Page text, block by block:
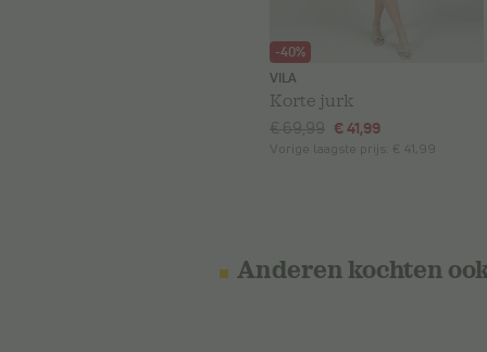
-40%
VILA
Korte jurk
€ 69,99 € 41,99
Vorige laagste prijs: € 41,99
Anderen kochten